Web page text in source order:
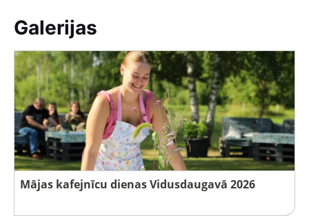
Galerijas
Mājas kafejnīcu dienas Vidusdaugavā 2026